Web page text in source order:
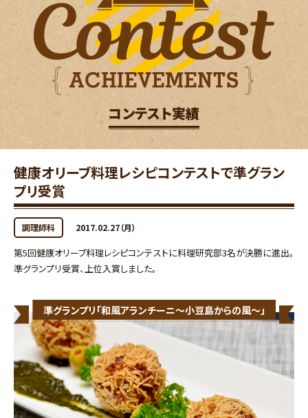
コンテスト実績
健康オリーブ料理レシピコンテストで準グラン
プリ受賞
調理師科 2017.02.27（月）
第5回健康オリーブ料理レシピコンテストに料理研究部3名が決勝に進出。
準グランプリ受賞、上位入賞しました。
準グランプリ「和風アランチーニ～小豆島からの風～」